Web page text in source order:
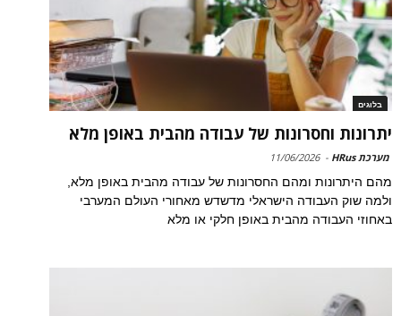
בלוגים
יתרונות וחסרונות של עבודה מהבית באופן מלא
מערכת HRus -
11/06/2026
מהם היתרונות ומהם החסרונות של עבודה מהבית באופן מלא,
ולמה שוק העבודה הישראלי מדשדש מאחורי העולם המערבי
באחוזי העבודה מהבית באופן חלקי או מלא